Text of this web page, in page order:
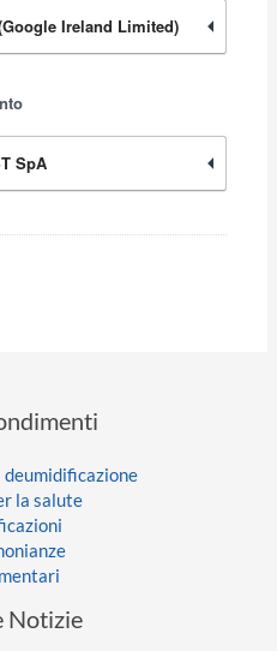
Ireland Limited)
SpA
la salute
Notizie